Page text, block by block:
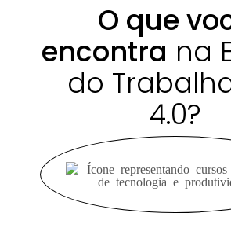
O que
encontra na
do
4.0?